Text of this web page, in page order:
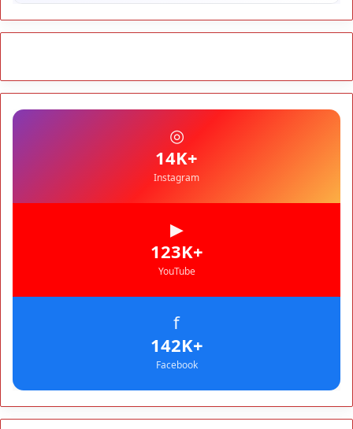
10:06 مجتمع
كارثة سبتة تتفاقم.. انتشال جثث جديدة واستمرار البحث عن هويات
مجتمع
◎
+14K
Instagram
▶
+123K
YouTube
f
+142K
Facebook